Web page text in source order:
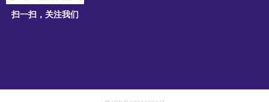
扫一扫，关注我们